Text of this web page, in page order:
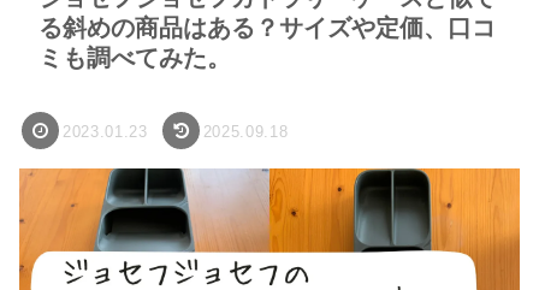
る斜めの商品はある？サイズや定価、口コ
ミも調べてみた。
2023.01.23 2025.09.18